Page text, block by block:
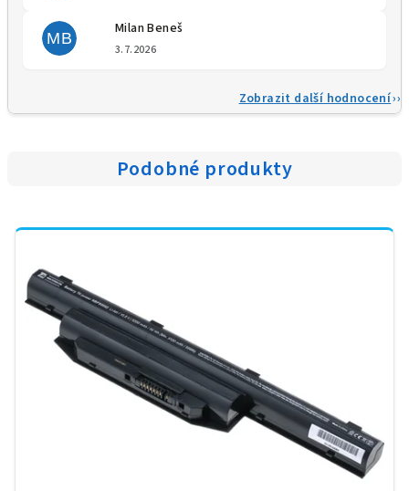
MB
Milan Beneš
3.7.2026
Zobrazit další hodnocení
Podobné produkty